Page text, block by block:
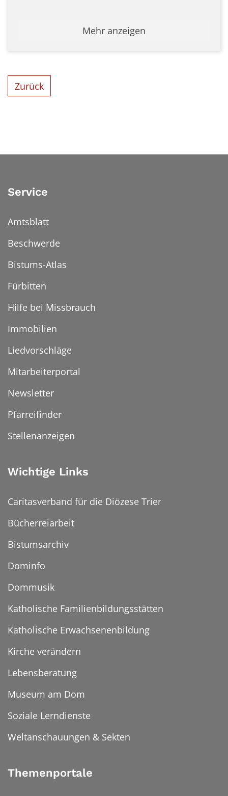
Mehr anzeigen
Zurück
Service
Amtsblatt
Beschwerde
Bistums-Atlas
Fürbitten
Hilfe bei Missbrauch
Immobilien
Liedvorschläge
Mitarbeiterportal
Newsletter
Pfarreifinder
Stellenanzeigen
Wichtige Links
Caritasverband für die Diözese Trier
Bücherreiarbeit
Bistumsarchiv
Dominfo
Dommusik
Katholische Familienbildungsstätten
Katholische Erwachsenenbildung
Kirche verändern
Lebensberatung
Museum am Dom
Soziale Lerndienste
Weltanschauungen & Sekten
Themenportale